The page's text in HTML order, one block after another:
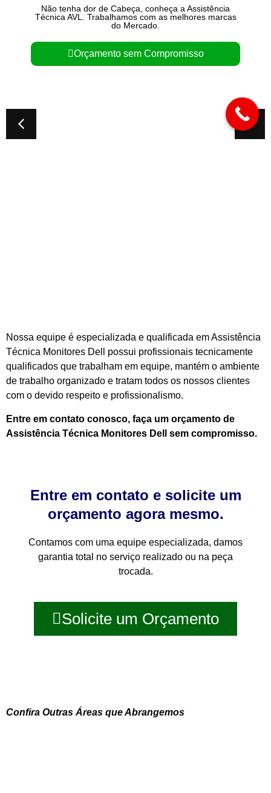
Não tenha dor de Cabeça, conheça a Assistência
Técnica AVL. Trabalhamos com as melhores marcas
do Mercado.
Orçamento sem Compromisso
Nossa equipe é especializada e qualificada em Assistência
Técnica Monitores Dell possui profissionais tecnicamente
qualificados que trabalham em equipe, mantém o ambiente
de trabalho organizado e tratam todos os nossos clientes
com o devido respeito e profissionalismo.
Entre em contato conosco, faça um orçamento de
Assistência Técnica Monitores Dell sem compromisso.
Entre em contato e solicite um
orçamento agora mesmo.
Contamos com uma equipe especializada, damos
garantia total no serviço realizado ou na peça
trocada.
Solicite um Orçamento
Confira Outras Áreas que Abrangemos